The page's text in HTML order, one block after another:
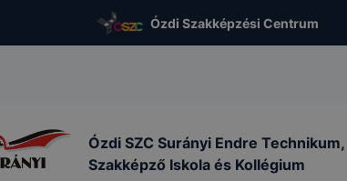
Ózdi Szakképzési Centrum
Ózdi SZC Surányi Endre Technikum,
Szakképző Iskola és Kollégium